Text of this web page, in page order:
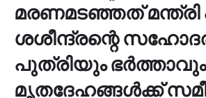
മരണമടഞ്ഞത്
ശശീന്ദ്രന്റെ
പുത്രിയും
മൃതദേഹങ്ങള്‍ക്ക്